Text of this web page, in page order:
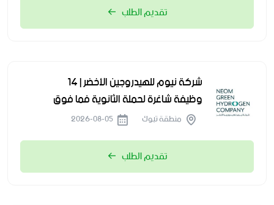
تقديم الطلب
شركة نيوم للهيدروجين الأخضر | 14
وظيفة شاغرة لحملة الثانوية فما فوق
منطقة تبوك
تقديم الطلب